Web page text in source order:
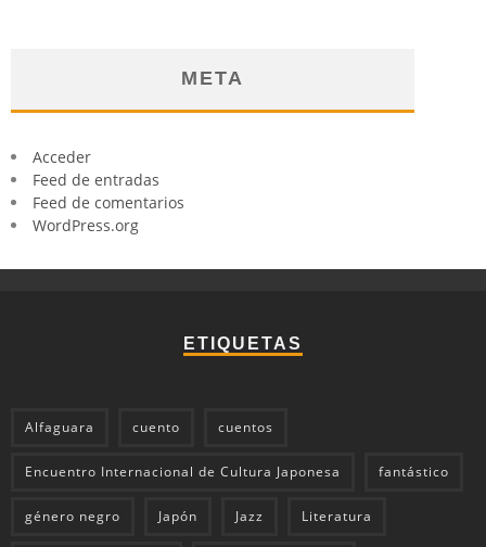
META
Acceder
Feed de entradas
Feed de comentarios
WordPress.org
ETIQUETAS
Alfaguara cuento cuentos
Encuentro Internacional de Cultura Japonesa fantástico
género negro Japón Jazz Literatura